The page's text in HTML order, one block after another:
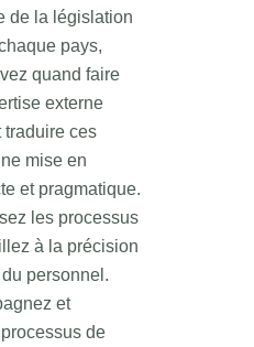
de la législation
pays,
quand faire
externe
traduire ces
mise en
et pragmatique.
les processus
à la précision
personnel.
et
de